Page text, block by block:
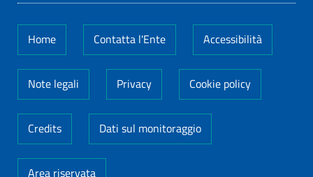
Home Contatta l'Ente Accessibilità
Note legali Privacy Cookie policy
Credits Dati sul monitoraggio
Area riservata